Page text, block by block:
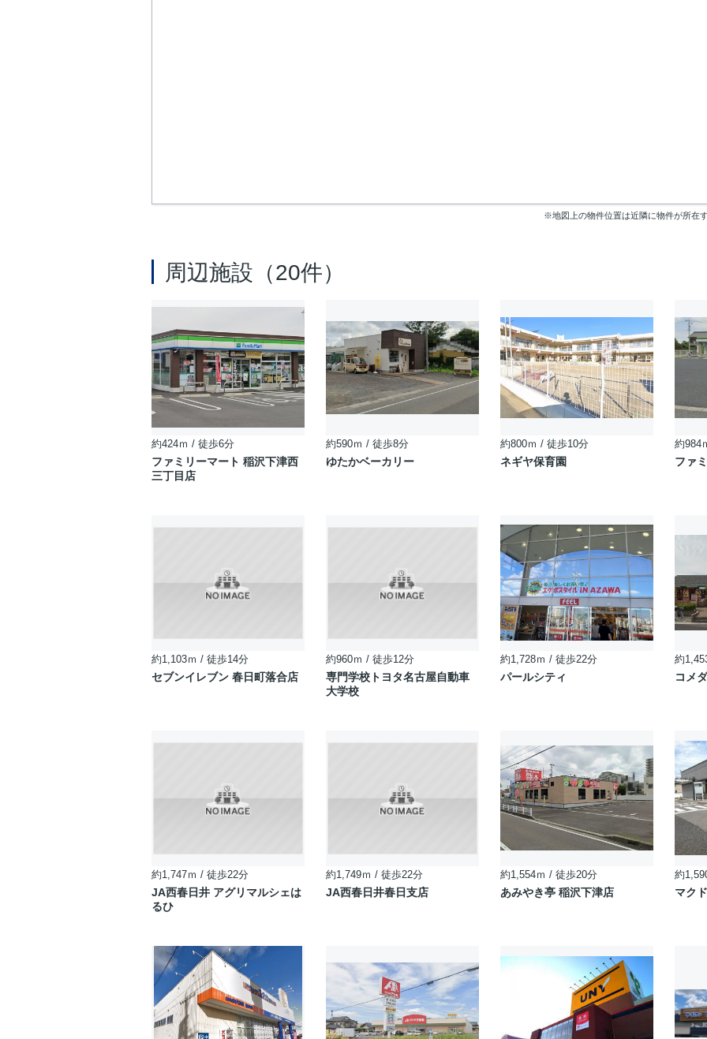
※地図上の物件位置は近隣に物件が所在
周辺施設（20件）
約424ｍ / 徒歩6分
ファミリーマート 稲沢下津西
三丁目店
約590ｍ / 徒歩8分
ゆたかベーカリー
約800ｍ / 徒歩10分
ネギヤ保育園
約984
ファ
約1,103ｍ / 徒歩14分
セブンイレブン 春日町落合店
約960ｍ / 徒歩12分
専門学校トヨタ名古屋自動車
大学校
約1,728ｍ / 徒歩22分
パールシティ
約
コメ
約1,747ｍ / 徒歩22分
JA西春日井 アグリマルシェは
るひ
約1,749ｍ / 徒歩22分
JA西春日井春日支店
約1,554ｍ / 徒歩20分
あみやき亭 稲沢下津店
約
マク